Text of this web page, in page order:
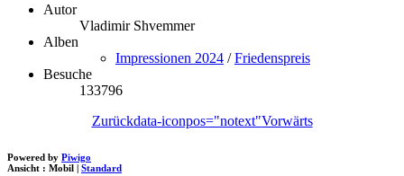
Autor
Vladimir Shvemmer
Alben
Impressionen 2024 /Friedenspreis
Besuche
133796
Zurückdata-iconpos="notext"Vorwärts
Powered by Piwigo
Ansicht : Mobil | Standard